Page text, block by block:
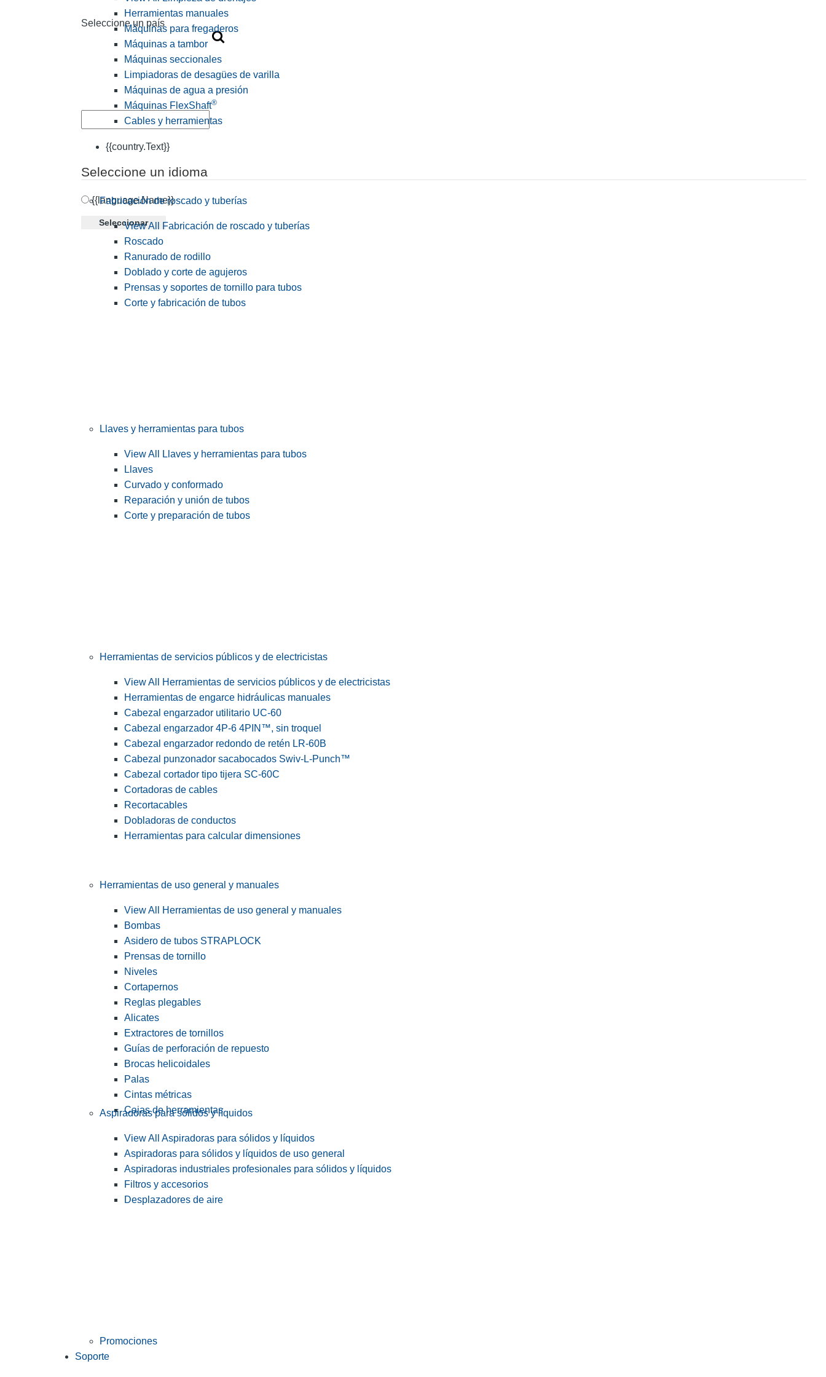
Seleccione un país
{{country.Text}}
Seleccione un idioma
{{language.Name}}
Seleccionar
Herramientas manuales
Máquinas para fregaderos
Máquinas a tambor
Máquinas seccionales
Limpiadoras de desagües de varilla
Máquinas de agua a presión
Máquinas FlexShaft®
Cables y herramientas
Fabricación de roscado y tuberías
View All Fabricación de roscado y tuberías
Roscado
Ranurado de rodillo
Doblado y corte de agujeros
Prensas y soportes de tornillo para tubos
Corte y fabricación de tubos
Llaves y herramientas para tubos
View All Llaves y herramientas para tubos
Llaves
Curvado y conformado
Reparación y unión de tubos
Corte y preparación de tubos
Herramientas de servicios públicos y de electricistas
View All Herramientas de servicios públicos y de electricistas
Herramientas de engarce hidráulicas manuales
Cabezal engarzador utilitario UC-60
Cabezal engarzador 4P-6 4PIN™, sin troquel
Cabezal engarzador redondo de retén LR-60B
Cabezal punzonador sacabocados Swiv-L-Punch™
Cabezal cortador tipo tijera SC-60C
Cortadoras de cables
Recortacables
Dobladoras de conductos
Herramientas para calcular dimensiones
Herramientas de uso general y manuales
View All Herramientas de uso general y manuales
Bombas
Asidero de tubos STRAPLOCK
Prensas de tornillo
Niveles
Cortapernos
Reglas plegables
Alicates
Extractores de tornillos
Guías de perforación de repuesto
Brocas helicoidales
Palas
Cintas métricas
Cajas de herramientas
Aspiradoras para sólidos y líquidos
View All Aspiradoras para sólidos y líquidos
Aspiradoras para sólidos y líquidos de uso general
Aspiradoras industriales profesionales para sólidos y líquidos
Filtros y accesorios
Desplazadores de aire
Promociones
Soporte